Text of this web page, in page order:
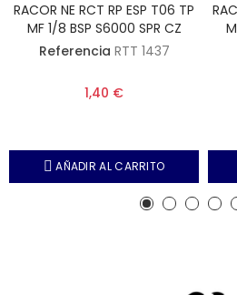
RACOR NE RCT RP ESP T06 TP
MF 1/8 BSP S6000 SPR CZ
Referencia RTT 1437
1,40 €
AÑADIR AL CARRITO